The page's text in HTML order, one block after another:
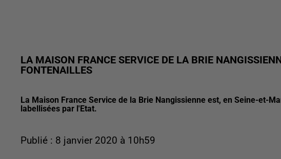
LA MAISON FRANCE SERVICE DE LA BRIE
FONTENAILLES
La Maison France Service de la Brie Nangissienne est, en Seine-et-
labellisées par l'Etat.
Publié : 8 janvier 2020 à 10h59